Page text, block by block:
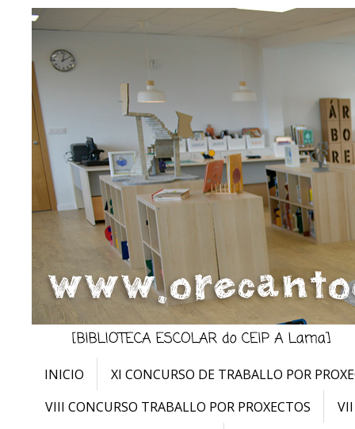
INICIO
XI CONCURSO DE TRABALLO POR
VIII CONCURSO TRABALLO POR PROXECTOS